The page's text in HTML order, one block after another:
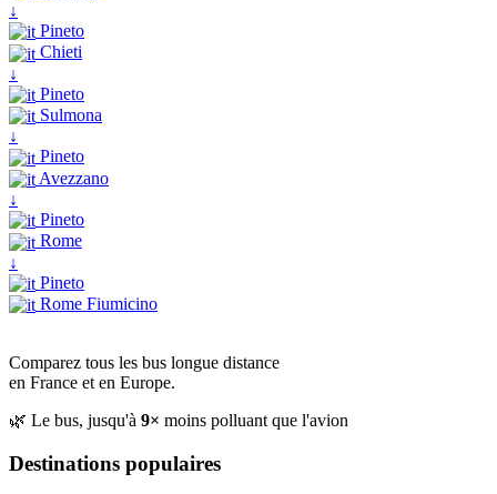
↓
Pineto
Chieti
↓
Pineto
Sulmona
↓
Pineto
Avezzano
↓
Pineto
Rome
↓
Pineto
Rome Fiumicino
Comparez tous les bus longue distance
en France et en Europe.
🌿 Le bus, jusqu'à 9× moins polluant que l'avion
Destinations populaires